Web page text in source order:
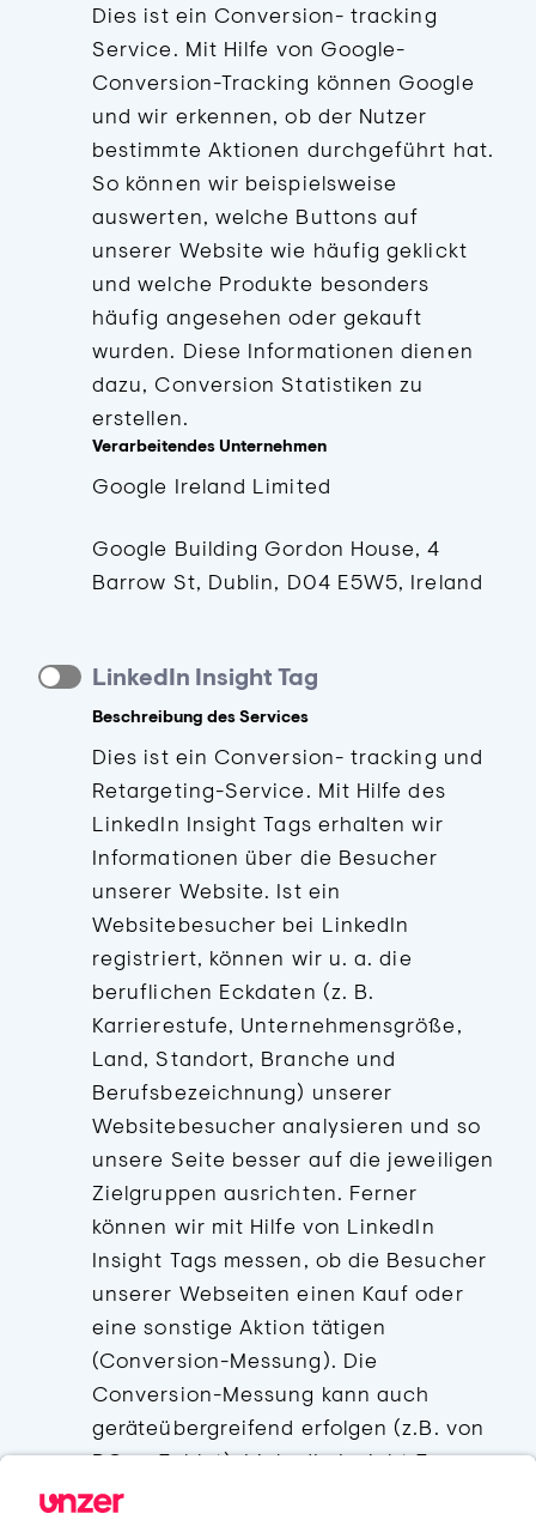
Dies ist ein Conversion- tracking
Service. Mit Hilfe von Google-
Conversion-Tracking können Google
und wir erkennen, ob der Nutzer
bestimmte Aktionen durchgeführt hat.
So können wir beispielsweise
auswerten, welche Buttons auf
unserer Website wie häufig geklickt
und welche Produkte besonders
häufig angesehen oder gekauft
wurden. Diese Informationen dienen
dazu, Conversion Statistiken zu
erstellen.
Verarbeitendes Unternehmen
Google Ireland Limited
Google Building Gordon House, 4
Barrow St, Dublin, D04 E5W5, Ireland
LinkedIn Insight Tag
Beschreibung des Services
Dies ist ein Conversion- tracking und
Retargeting-Service. Mit Hilfe des
LinkedIn Insight Tags erhalten wir
Informationen über die Besucher
unserer Website. Ist ein
Websitebesucher bei LinkedIn
registriert, können wir u. a. die
beruflichen Eckdaten (z. B.
Karrierestufe, Unternehmensgröße,
Land, Standort, Branche und
Berufsbezeichnung) unserer
Websitebesucher analysieren und so
unsere Seite besser auf die jeweiligen
Zielgruppen ausrichten. Ferner
können wir mit Hilfe von LinkedIn
Insight Tags messen, ob die Besucher
unserer Webseiten einen Kauf oder
eine sonstige Aktion tätigen
(Conversion-Messung). Die
Conversion-Messung kann auch
geräteübergreifend erfolgen (z.B. von
PC zu Tablet). LinkedIn Insight Tag
bietet außerdem eine Retargeting-